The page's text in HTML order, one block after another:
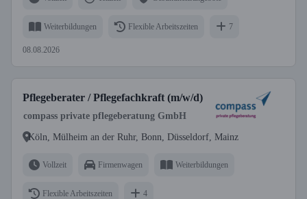
Weiterbildungen Flexible Arbeitszeiten 7
08.08.2026
Pflegeberater / Pflegefachkraft (m/w/d)
compass private pflegeberatung GmbH
Köln, Mülheim an der Ruhr, Bonn, Düsseldorf, Mainz
Vollzeit Firmenwagen Weiterbildungen
Flexible Arbeitszeiten 4